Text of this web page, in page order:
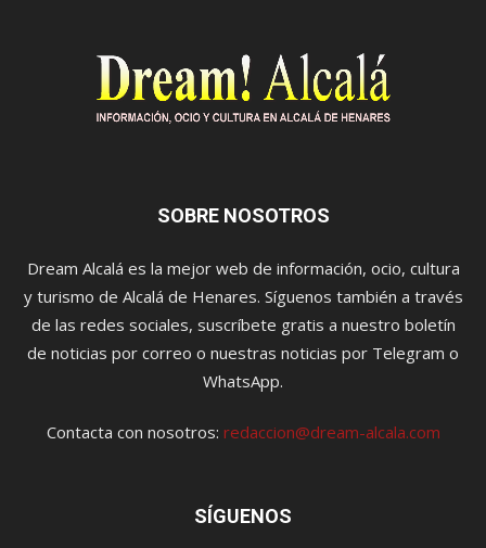
SOBRE NOSOTROS
Dream Alcalá es la mejor web de información, ocio, cultura
y turismo de Alcalá de Henares. Síguenos también a través
de las redes sociales, suscríbete gratis a nuestro boletín
de noticias por correo o nuestras noticias por Telegram o
WhatsApp.
Contacta con nosotros: redaccion@dream-alcala.com
SÍGUENOS